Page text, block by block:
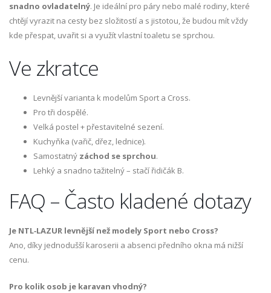
snadno ovladatelný. Je ideální pro páry nebo malé rodiny, které
chtějí vyrazit na cesty bez složitostí a s jistotou, že budou mít vždy
kde přespat, uvařit si a využít vlastní toaletu se sprchou.
Ve zkratce
Levnější varianta k modelům Sport a Cross.
Pro tři dospělé.
Velká postel + přestavitelné sezení.
Kuchyňka (vařič, dřez, lednice).
Samostatný záchod se sprchou.
Lehký a snadno tažitelný – stačí řidičák B.
FAQ – Často kladené dotazy
Je NTL‑LAZUR levnější než modely Sport nebo Cross?
Ano, díky jednodušší karoserii a absenci předního okna má nižší
cenu.
Pro kolik osob je karavan vhodný?